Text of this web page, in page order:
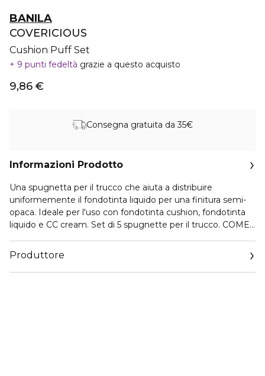
BANILA
COVERICIOUS
Cushion Puff Set
9 punti fedeltà grazie a questo acquisto
9,86 €
Consegna gratuita da 35€
Informazioni Prodotto
Una spugnetta per il trucco che aiuta a distribuire
uniformemente il fondotinta liquido per una finitura semi-
opaca. Ideale per l'uso con fondotinta cushion, fondotinta
liquido e CC cream. Set di 5 spugnette per il trucco. COME
spugnetta e tampona delicatamente per stenderlo sul viso.
Produttore